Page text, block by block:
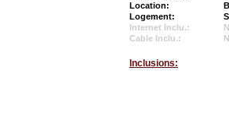
Location:
Logement:
Internet Inclu.:
Cable Inclu.:
Inclusions: